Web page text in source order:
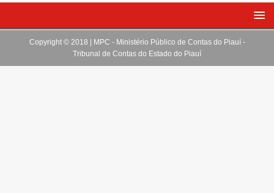
Copyright © 2018 | MPC - Ministério Público de Contas do Piauí -
Tribunal de Contas do Estado do Piauí